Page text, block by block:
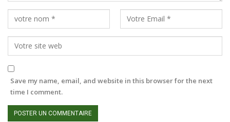
Save my name, email, and website in this browser for the next
time I comment.